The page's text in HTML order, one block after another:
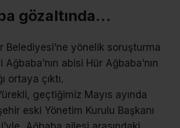
gözaltında…
Belediyesi’ne yönelik soruşturma
Ağbaba’nın abisi Hür Ağbaba’nın
ortaya çıktı.
geçtiğimiz Mayıs ayında
eski Yönetim Kurulu Başkanı